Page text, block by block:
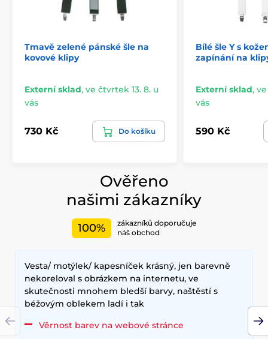
Tmavě zelené pánské šle na
kovové klipy
Externí sklad, ve čtvrtek 13. 8. u
vás
730 Kč Do košíku
Bílé šle Y s
zapínání na
Externí sklad,
vás
590 Kč
Ověřeno
našimi zákazníky
100%
zákazníků doporučuje
náš obchod
Vesta/ motýlek/ kapesníček krásný, jen barevně
nekoreloval s obrázkem na internetu, ve
skutečnosti mnohem bledší barvy, naštěstí s
béžovým oblekem ladí i tak
Věrnost barev na webové stránce